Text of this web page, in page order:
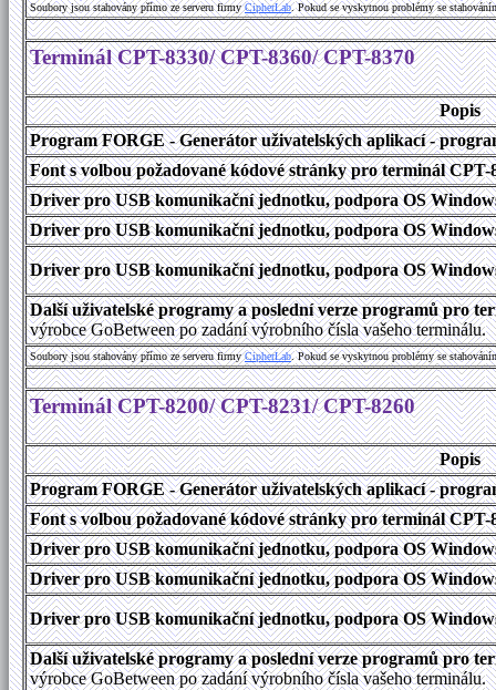
Soubory jsou stahovány přímo ze serveru firmyCipherLab. Pokud se vyskytnou problémy se
Terminál CPT-8330/ CPT-8360/ CPT-8370
Popis
Program FORGE - Generátor uživatelských aplikací -
Font s volbou požadované kódové stránky pro terminál
Driver pro USB komunikační jednotku, podpora OS
Driver pro USB komunikační jednotku, podpora OS
Driver pro USB komunikační jednotku, podpora OS
Další uživatelské programy a poslední verze programů pro
výrobce GoBetween po zadání výrobního čísla vašeho terminálu.
Soubory jsou stahovány přímo ze serveru firmyCipherLab. Pokud se vyskytnou problémy se
Terminál CPT-8200/ CPT-8231/ CPT-8260
Popis
Program FORGE - Generátor uživatelských aplikací -
Font s volbou požadované kódové stránky pro terminál
Driver pro USB komunikační jednotku, podpora OS
Driver pro USB komunikační jednotku, podpora OS
Driver pro USB komunikační jednotku, podpora OS
Další uživatelské programy a poslední verze programů pro
výrobce GoBetween po zadání výrobního čísla vašeho terminálu.